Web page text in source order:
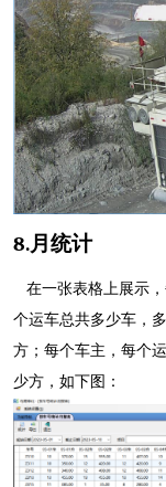
8.月统计
在一张表格上展示
个运车总共多少车，
方；每个车主，每个
少方，如下图：